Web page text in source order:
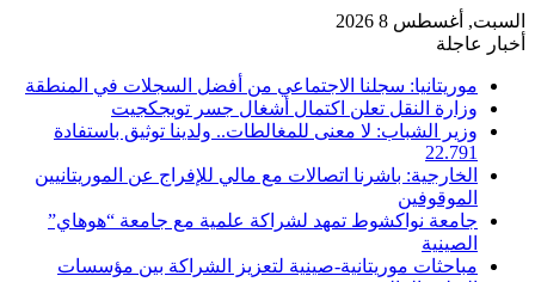
السبت, أغسطس 8 2026
أخبار عاجلة
موريتانيا: سجلنا الاجتماعي من أفضل السجلات في المنطقة
وزارة النقل تعلن اكتمال أشغال جسر تويجكجيت
وزير الشباب: لا معنى للمغالطات.. ولدينا توثيق باستفادة
22.791
الخارجية: باشرنا اتصالات مع مالي للإفراج عن الموريتانيين
الموقوفين
جامعة نواكشوط تمهد لشراكة علمية مع جامعة “هوهاي”
الصينية
مباحثات موريتانية-صينية لتعزيز الشراكة بين مؤسسات